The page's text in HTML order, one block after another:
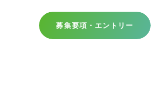
募集要項・エントリー